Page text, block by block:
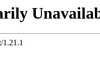
1.21.1